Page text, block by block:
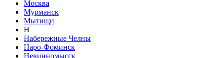
Москва
Мурманск
Мытищи
Н
Набережные Челны
Наро-Фоминск
Невинномысск